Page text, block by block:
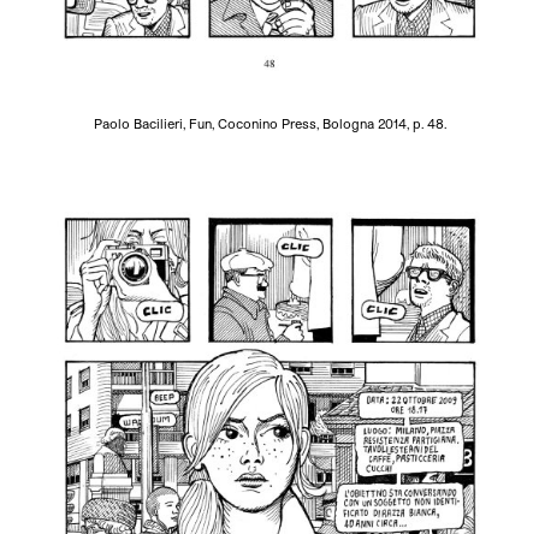
Paolo Bacilieri, Fun, Coconino Press, Bologna 2014, p. 48.